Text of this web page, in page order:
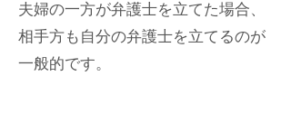
夫婦の一方が弁護士を立てた場合、
相手方も自分の弁護士を立てるのが
一般的です。